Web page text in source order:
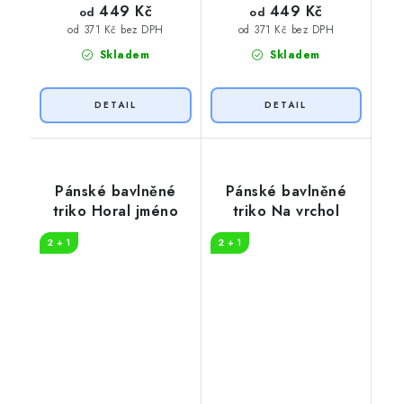
Skladem
od 371 Kč bez DPH
od 449 Kč
Skladem
od 371 Kč bez DPH
od 449 Kč
Pánské bavlněné
triko Horal jméno
2 + 1
Pánské bavlněné
triko Na vrchol
2 + 1